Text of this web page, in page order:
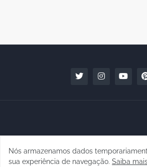
Copyright © 2010 - 2026 |
Nós armazenamos dados
sua experiência de navegação. Saiba